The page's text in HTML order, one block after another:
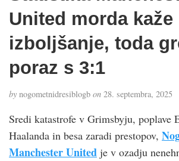
United morda kaže
izboljšanje, toda
poraz s 3:1
by nogometnidresiblogb on 28. septembra, 2025
Sredi katastrofe v Grimsbyju, poplave
Haalanda in besa zaradi prestopov,
Manchester United je v ozadju